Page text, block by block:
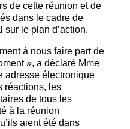
de cette réunion et de
dans le cadre de
sur le plan d’action.
à nous faire part de
», a déclaré Mme
adresse électronique
réactions, les
de tous les
à la réunion
aient été dans